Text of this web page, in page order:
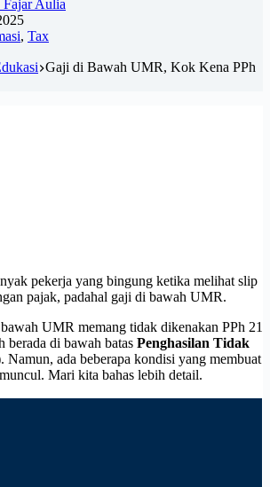
Fajar Aulia
, Tax
Gaji di Bawah UMR, Kok Kena PPh
pekerja yang bingung ketika melihat slip
pajak, padahal gaji di bawah UMR.
UMR memang tidak dikenakan PPh 21
berada di bawah batas Penghasilan Tidak
. Namun, ada beberapa kondisi yang membuat
Mari kita bahas lebih detail.